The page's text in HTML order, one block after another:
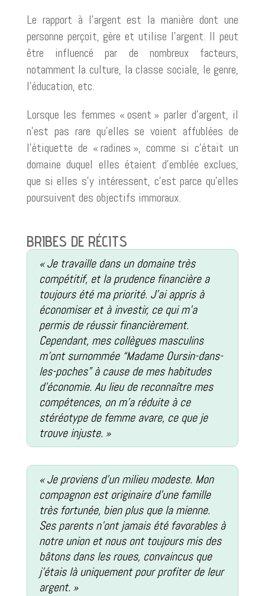
Le rapport à l’argent est la manière dont une
personne perçoit, gère et utilise l’argent. Il peut
être influencé par de nombreux facteurs,
notamment la culture, la classe sociale, le genre,
l’éducation, etc.
Lorsque les femmes « osent » parler d’argent, il
n’est pas rare qu’elles se voient affublées de
l’étiquette de « radines », comme si c’était un
domaine duquel elles étaient d’emblée exclues,
que si elles s’y intéressent, c’est parce qu’elles
poursuivent des objectifs immoraux.
BRIBES DE RÉCITS
« Je travaille dans un domaine très
compétitif, et la prudence financière a
toujours été ma priorité. J’ai appris à
économiser et à investir, ce qui m’a
permis de réussir financièrement.
Cependant, mes collègues masculins
m’ont surnommée “Madame Oursin-dans-
les-poches” à cause de mes habitudes
d’économie. Au lieu de reconnaître mes
compétences, on m’a réduite à ce
stéréotype de femme avare, ce que je
trouve injuste. »
« Je proviens d’un milieu modeste. Mon
compagnon est originaire d’une famille
très fortunée, bien plus que la mienne.
Ses parents n’ont jamais été favorables à
notre union et nous ont toujours mis des
bâtons dans les roues, convaincus que
j’étais là uniquement pour profiter de leur
argent. »